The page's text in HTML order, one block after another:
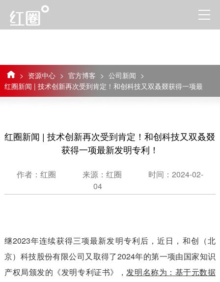
> 资源中心 > 官方博客 > 公司新闻 >
红圈新闻 | 技术创新再次受到肯定！和创科技又双叒叕获得一项最
新发明专利！
红圈新闻 | 技术创新再次受到肯定！和创科技又双叒叕
获得一项最新发明专利！
作者：红圈 来源：红圈
时间：2024-02-
04
继2023年连续获得三项最新发明专利后，近日，和创（北
京）科技股份有限公司又取得了2024年的第一项由国家知识
产权局颁发的《发明专利证书》，发明名称为：基于元数据